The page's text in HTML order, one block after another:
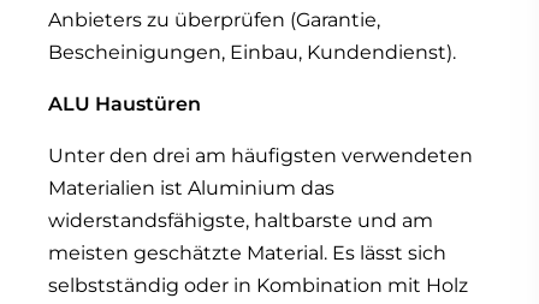
Anbieters zu überprüfen (Garantie,
Bescheinigungen, Einbau, Kundendienst).
ALU Haustüren
Unter den drei am häufigsten verwendeten
Materialien ist Aluminium das
widerstandsfähigste, haltbarste und am
meisten geschätzte Material. Es lässt sich
selbstständig oder in Kombination mit Holz